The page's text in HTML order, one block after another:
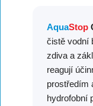
AquaStop
čistě vodní
zdiva a
reagují
prostředím
hydrofobní